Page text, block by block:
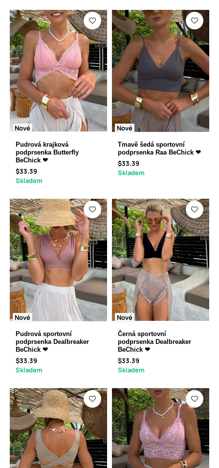
Nové
Pudrová krajková
podprsenka Butterfly
BeChick ❤
$33.39
Skladem
Nové
Tmavě šedá sportovní
podprsenka Raa BeChick ❤
$33.39
Skladem
Nové
Pudrová sportovní
podprsenka Dealbreaker
BeChick ❤
$33.39
Skladem
Nové
Černá sportovní
podprsenka Dealbreaker
BeChick ❤
$33.39
Skladem